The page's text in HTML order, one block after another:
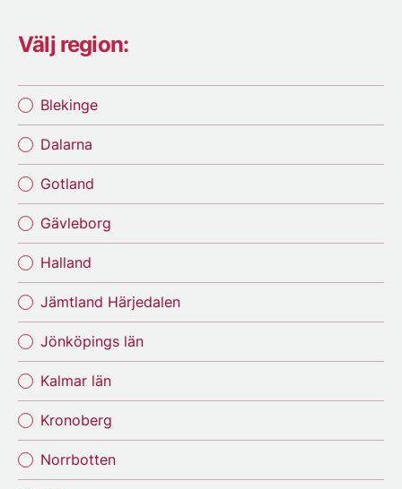
Välj region:
Blekinge
Dalarna
Gotland
Gävleborg
Halland
Jämtland Härjedalen
Jönköpings län
Kalmar län
Kronoberg
Norrbotten